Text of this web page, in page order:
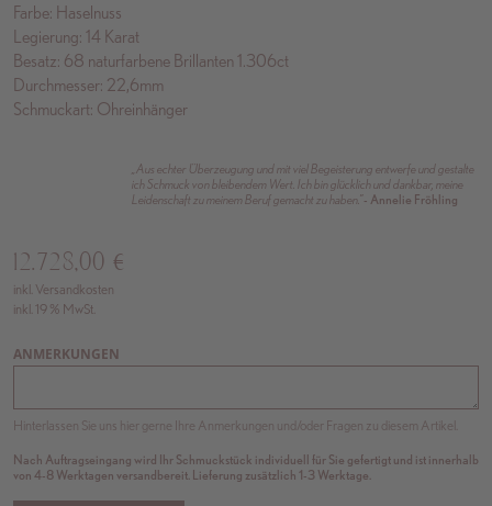
Farbe: Haselnuss
Legierung: 14 Karat
Besatz: 68 naturfarbene Brillanten 1.306ct
Durchmesser: 22,6mm
Schmuckart: Ohreinhänger
„Aus echter Überzeugung und mit viel Begeisterung entwerfe und gestalte
ich Schmuck von bleibendem Wert. Ich bin glücklich und dankbar, meine
Leidenschaft zu meinem Beruf gemacht zu haben.”- Annelie Fröhling
12.728,00 €
inkl. Versandkosten
inkl. 19 % MwSt.
ANMERKUNGEN
Hinterlassen Sie uns hier gerne Ihre Anmerkungen und/oder Fragen zu diesem Artikel.
Nach Auftragseingang wird Ihr Schmuckstück individuell für Sie gefertigt und ist innerhalb
von 4-8 Werktagen versandbereit. Lieferung zusätzlich 1-3 Werktage.